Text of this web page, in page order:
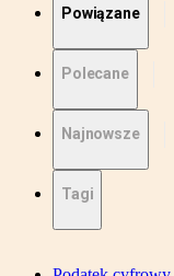
Powiązane
Polecane
Najnowsze
Tagi